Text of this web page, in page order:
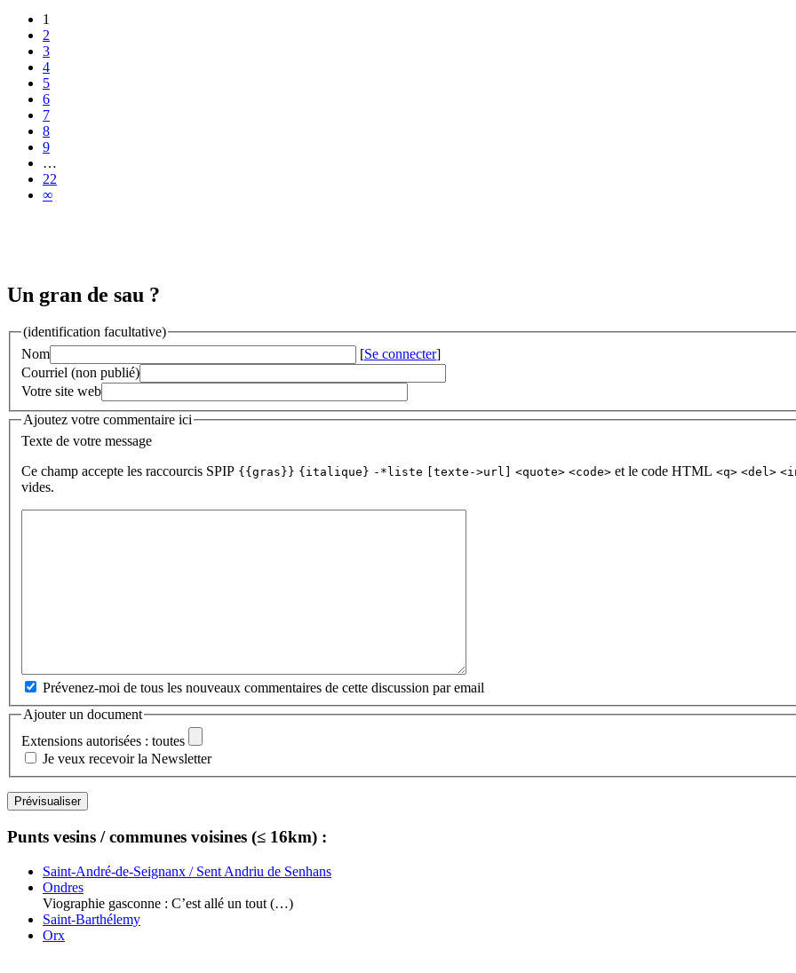
1
2
3
4
5
6
7
8
9
…
22
∞
Un gran de sau ?
(identification facultative)
Nom
[Se connecter]
Courriel (non publié)
Votre site web
Ajoutez votre commentaire ici
Texte de votre message
Ce champ accepte les raccourcis SPIP {{gras}} {italique} -*liste [texte->url] <quote> <code> et le code HTML <q> <del>
vides.
Prévenez-moi de tous les nouveaux commentaires de cette discussion par email
Ajouter un document
Extensions autorisées : toutes
Je veux recevoir la Newsletter
Punts vesins / communes voisines (≤ 16km) :
Saint-André-de-Seignanx / Sent Andriu de Senhans
Ondres
Viographie gasconne : C’est allé un tout (…)
Saint-Barthélemy
Orx